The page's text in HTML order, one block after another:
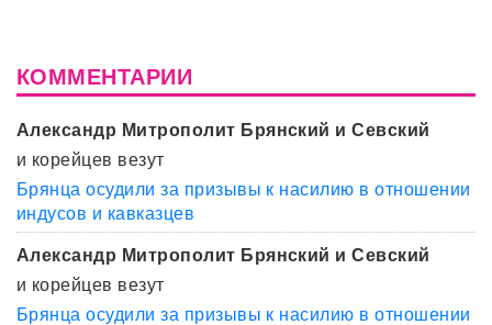
КОММЕНТАРИИ
Александр Митрополит Брянский и Севский
и корейцев везут
Брянца осудили за призывы к насилию в отношении
индусов и кавказцев
Александр Митрополит Брянский и Севский
и корейцев везут
Брянца осудили за призывы к насилию в отношении